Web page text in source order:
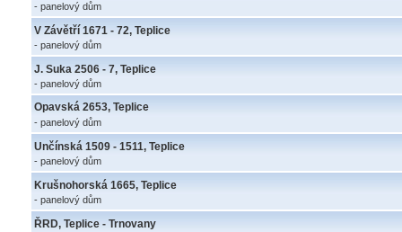
- panelový dům
V Závětří 1671 - 72, Teplice
- panelový dům
J. Suka 2506 - 7, Teplice
- panelový dům
Opavská 2653, Teplice
- panelový dům
Unčínská 1509 - 1511, Teplice
- panelový dům
Krušnohorská 1665, Teplice
- panelový dům
ŘRD, Teplice - Trnovany